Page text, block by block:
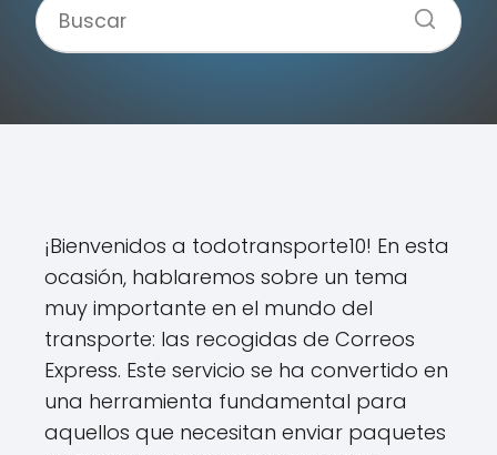
¡Bienvenidos a todotransporte10! En esta
ocasión, hablaremos sobre un tema
muy importante en el mundo del
transporte: las recogidas de Correos
Express. Este servicio se ha convertido en
una herramienta fundamental para
aquellos que necesitan enviar paquetes